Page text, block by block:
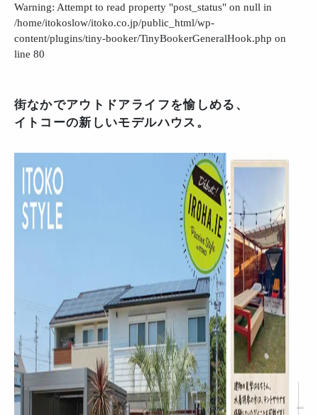
Warning: Attempt to read property "post_status" on null in
/home/itokoslow/itoko.co.jp/public_html/wp-
content/plugins/tiny-booker/TinyBookerGeneralHook.php on
line 80
街なかでアウトドアライフを愉しめる、
イトコーの新しいモデルハウス。